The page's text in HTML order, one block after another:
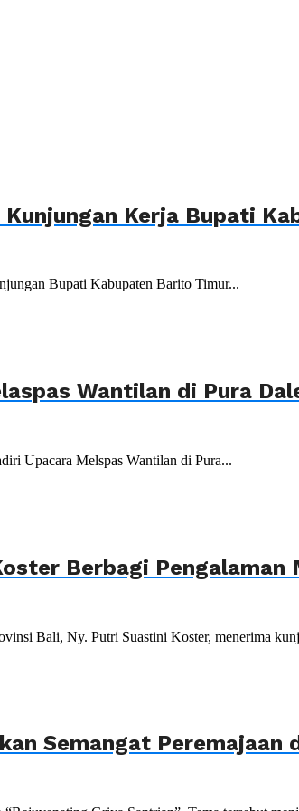
Kerja Bupati
Bupati Kabupaten Barito Timur...
Wantilan di Pura
Upacara Melspas Wantilan di Pura...
Berbagi Pengalaman
Bali, Ny. Putri Suastini Koster, menerima
Semangat Peremajaan